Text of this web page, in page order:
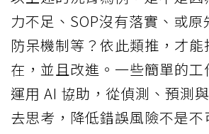
力不足、SOP沒有落實、或
防呆機制等？依此類推，才能
在，並且改進。一些簡單的工
運用 AI 協助，從偵測、預測
去思考，降低錯誤風險不是不